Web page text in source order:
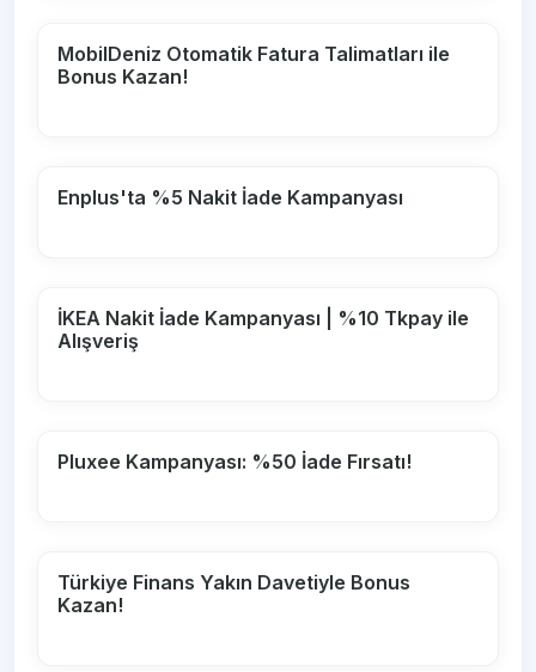
MobilDeniz Otomatik Fatura Talimatları ile
Bonus Kazan!
Enplus'ta %5 Nakit İade Kampanyası
İKEA Nakit İade Kampanyası | %10 Tkpay ile
Alışveriş
Pluxee Kampanyası: %50 İade Fırsatı!
Türkiye Finans Yakın Davetiyle Bonus
Kazan!